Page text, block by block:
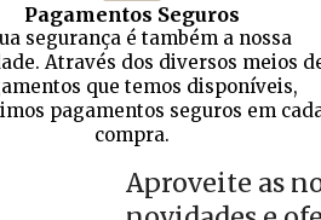
Pagamentos Seguros
segurança é também a nossa
Através dos diversos meios
que temos disponíveis,
pagamentos seguros em
compra.
Aproveite as